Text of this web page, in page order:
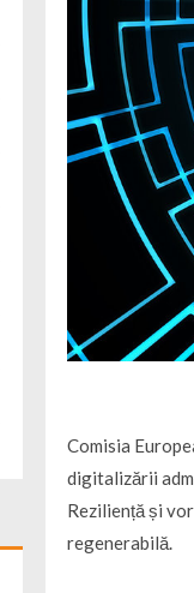
Comisia
digitalizării
Reziliență și
regenerabilă.